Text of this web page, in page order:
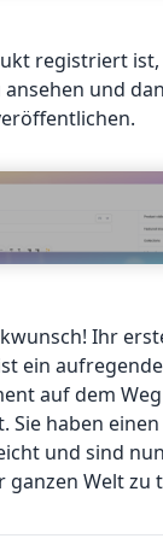
registriert ist,
ansehen und
Ihr
ein
auf dem
Sie haben
und sind
ganzen Welt zu